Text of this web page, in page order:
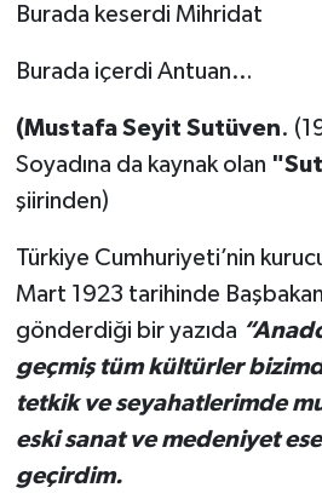
Burada keserdi Mihridat
Burada içerdi Antuan…
(Mustafa Seyit Sutüven.
Soyadına da kaynak olan
şiirinden)
Türkiye Cumhuriyeti’nin
Mart 1923 tarihinde
gönderdiği bir yazıda
geçmiş tüm kültürler
tetkik ve seyahatlerimde
eski sanat ve medeniyet
geçirdim.